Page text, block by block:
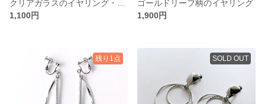
1,100円
ゴールドリーフ柄のイヤリング
1,900円
残り1点 SOLD OUT